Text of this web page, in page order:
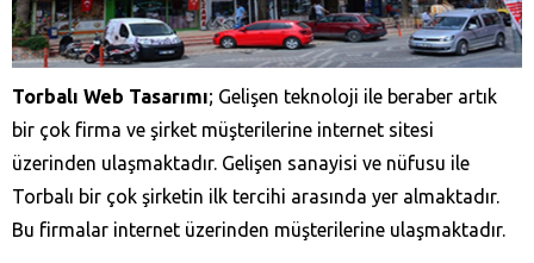
Torbalı Web Tasarımı; Gelişen teknoloji ile beraber artık
bir çok firma ve şirket müşterilerine internet sitesi
üzerinden ulaşmaktadır. Gelişen sanayisi ve nüfusu ile
Torbalı bir çok şirketin ilk tercihi arasında yer almaktadır.
Bu firmalar internet üzerinden müşterilerine ulaşmaktadır.